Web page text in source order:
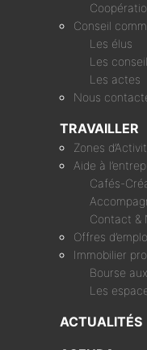
Conseil
Les élus
Les
Les actes
Nous
TRAVAILLER
Zones
Aide à
Cafés-
Contact &
Offres
Immobilier
Bourse
Les
ACTUALITÉS